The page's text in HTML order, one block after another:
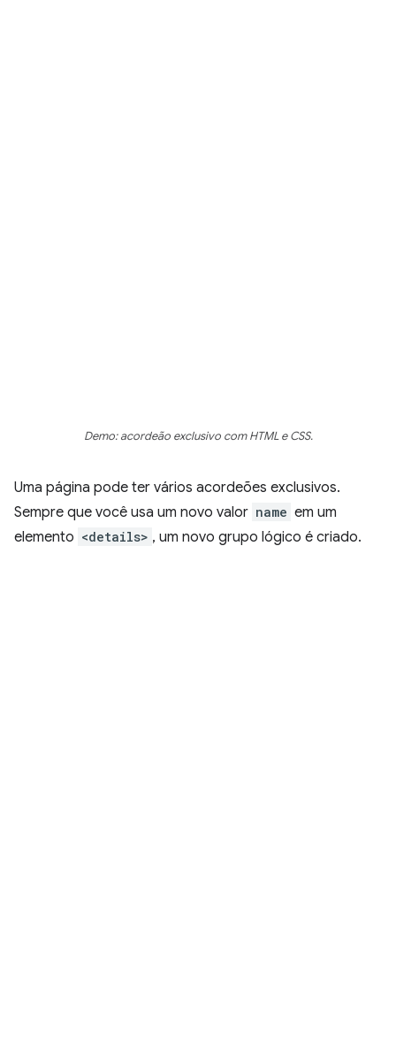
Demo: acordeão exclusivo com HTML e CSS.
Uma página pode ter vários acordeões exclusivos.
Sempre que você usa um novo valor name em um
elemento <details> , um novo grupo lógico é criado.